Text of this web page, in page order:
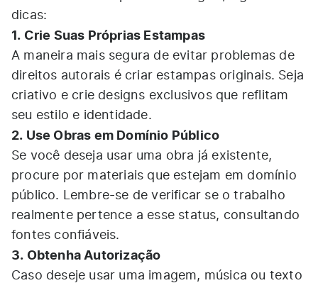
dicas:
1. Crie Suas Próprias Estampas
A maneira mais segura de evitar problemas de
direitos autorais é criar estampas originais. Seja
criativo e crie designs exclusivos que reflitam
seu estilo e identidade.
2. Use Obras em Domínio Público
Se você deseja usar uma obra já existente,
procure por materiais que estejam em domínio
público. Lembre-se de verificar se o trabalho
realmente pertence a esse status, consultando
fontes confiáveis.
3. Obtenha Autorização
Caso deseje usar uma imagem, música ou texto